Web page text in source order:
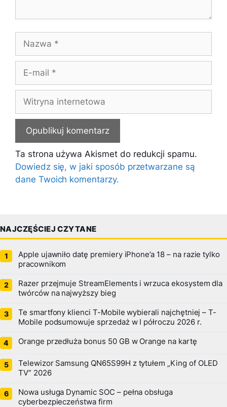
Nazwa
Witryna
internetowa
Ta strona używa Akismet do redukcji spamu.
Dowiedz się, w jaki sposób przetwarzane są
dane Twoich komentarzy.
NAJCZĘŚCIEJ CZYTANE
Apple ujawniło datę premiery iPhone’a 18 – na razie tylko
pracownikom
Razer przejmuje StreamElements i wrzuca ekosystem dla
twórców na najwyższy bieg
Te smartfony klienci T-Mobile wybierali najchętniej – T-
Mobile podsumowuje sprzedaż w I półroczu 2026 r.
Orange przedłuża bonus 50 GB w Orange na kartę
Telewizor Samsung QN65S99H z tytułem „King of OLED
TV” 2026
Nowa usługa Dynamic SOC – pełna obsługa
cyberbezpieczeństwa firm